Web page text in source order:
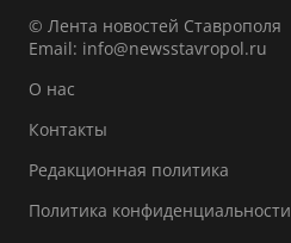
© Лента новостей Ставрополя
Email: info@newsstavropol.ru
О нас
Контакты
Редакционная политика
Политика конфиденциальности